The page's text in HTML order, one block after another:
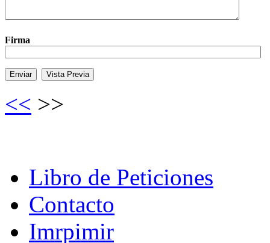
Firma
<< >>
Libro de Peticiones
Contacto
Imrpimir